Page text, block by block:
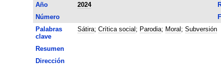
Año
2024
Número
Palabras
clave
Sátira; Crítica social ; Parodia; Moral ; Subversión
Resumen
Dirección